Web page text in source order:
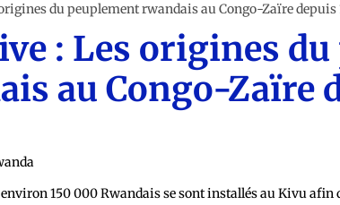
du peuplement rwandais au Congo-Zaïre depuis
: Les origines
au Congo-Zaïre
environ 150 000 Rwandais se sont installés au Kivu